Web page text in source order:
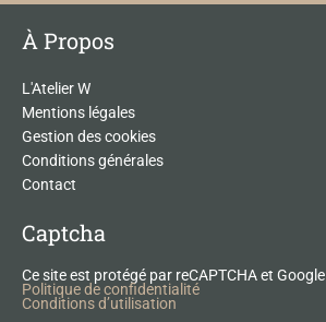
À Propos
L'Atelier W
Mentions légales
Gestion des cookies
Conditions générales
Contact
Captcha
Ce site est protégé par reCAPTCHA et Google
Politique de confidentialité
Conditions d’utilisation